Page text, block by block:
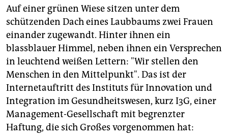
genossenschaft
epaper login
Auf einer grünen Wiese sitzen unter dem
schützenden Dach eines Laubbaums zwei Frauen
einander zugewandt. Hinter ihnen ein
blassblauer Himmel, neben ihnen ein Versprechen
in leuchtend weißen Lettern: "Wir stellen den
Menschen in den Mittelpunkt". Das ist der
Internetauftritt des Instituts für Innovation und
Integration im Gesundheitswesen, kurz I3G, einer
Management-Gesellschaft mit begrenzter
Haftung, die sich Großes vorgenommen hat: